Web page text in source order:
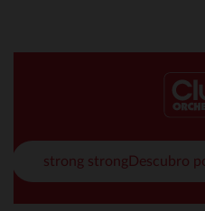
strong strongDescubro